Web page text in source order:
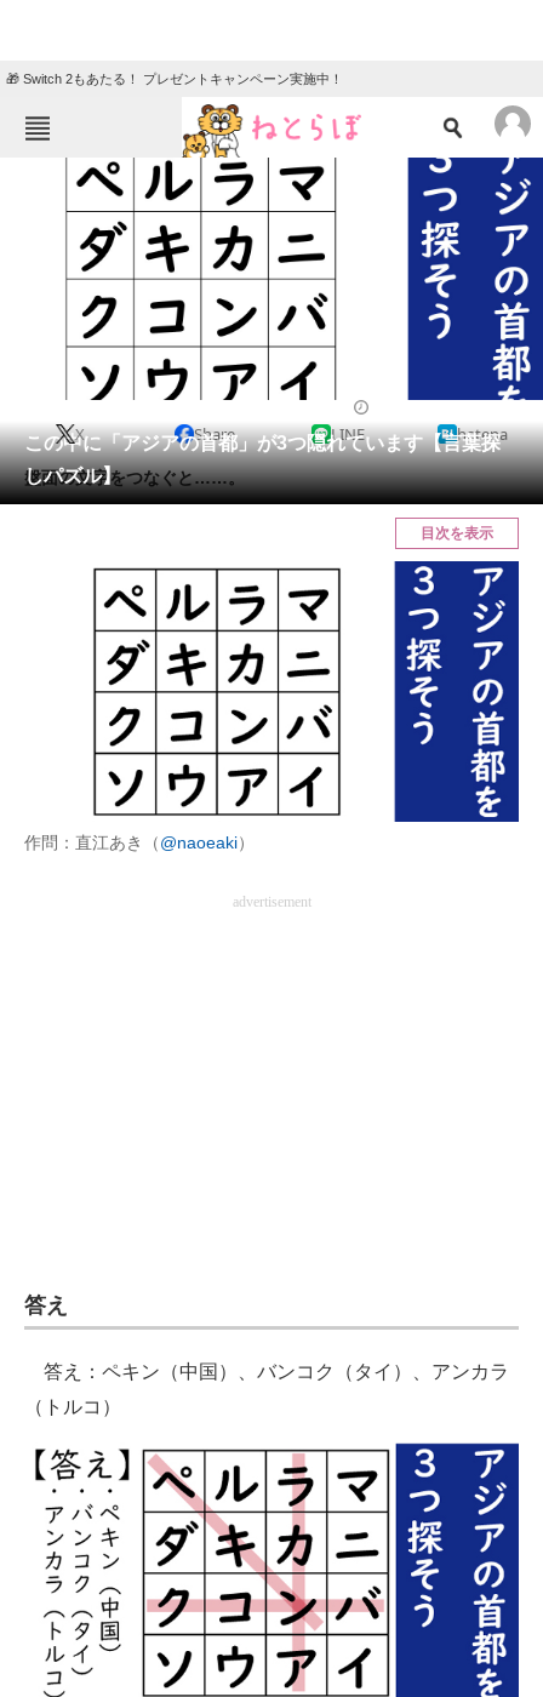
🎁 Switch 2もあたる！ プレゼントキャンペーン実施中！
ねとらぼメニュー
ニュース
クイズ
教育・育児
リサーチ
会員記事
メディア
ITの今と未来を見通す
スマホと通信の最新トレンド
進化するPCとデバイスの未来
好きが集まる 比べて選べる
ビジネスと働き方のヒント
AI活用のいまが分かる
エレクトロニクス専門サイト
電子設計の基本と応用
建設×テクノロジーの最前線
ちょっと気になるネットの話題
この中に「アジアの首都」が3つ隠れています【言葉探
しパズル】
X Share LINE hatena
盤面の文字をつなぐと……。
目次を表示
作問：直江あき（@naoeaki）
advertisement
答え
答え：ペキン（中国）、バンコク（タイ）、アンカラ
（トルコ）